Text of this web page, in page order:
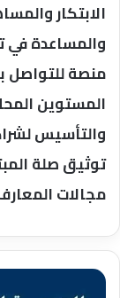
الابتكار
والمساعدة في
منصة للتواصل
المستوين
والتأسيس
توثيق صلة
مجالات
الجمعية